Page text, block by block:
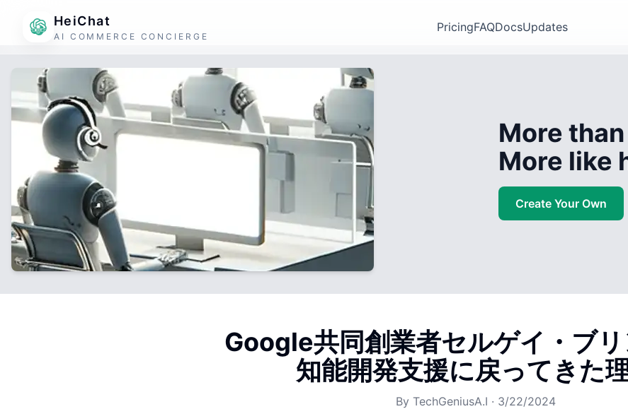
HeiChat
AI COMMERCE CONCIERGE
PricingFAQDocsUpdates
More
More like
Create Your Own
Google共同創業者セルゲイ・ブ
知能開発支援に戻ってきた
By TechGeniusA.I · 3/22/2024